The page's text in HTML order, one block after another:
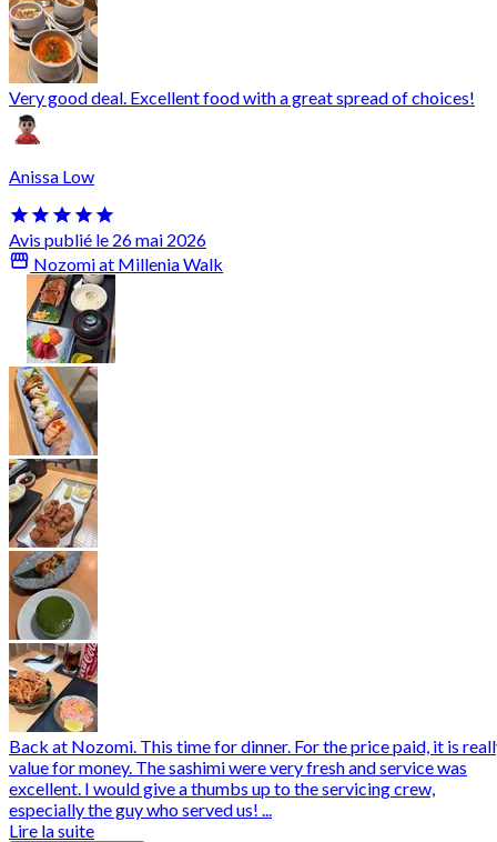
Very good deal. Excellent food with a great spread of choices!
Anissa Low
Avis publié le 26 mai 2026
Nozomi at Millenia Walk
Back at Nozomi. This time for dinner. For the price paid, it is
value for money. The sashimi were very fresh and service was
excellent. I would give a thumbs up to the servicing crew,
especially the guy who served us! ...
Lire la suite